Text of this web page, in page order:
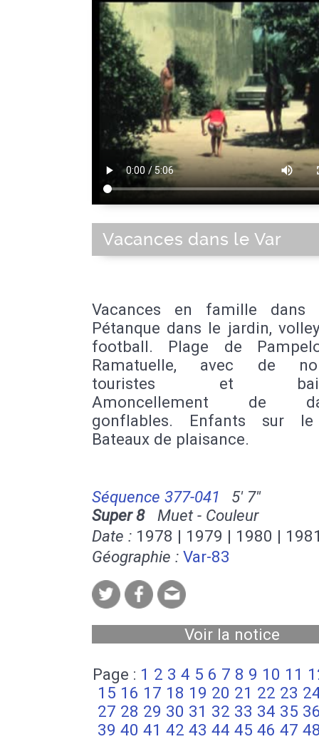
Vacances dans le Var
Vacances en famille dans
Pétanque dans le jardin,
football. Plage de
Ramatuelle, avec de
touristes et
Amoncellement de
gonflables. Enfants sur le
Bateaux de plaisance.
Séquence 377-041
5' 7''
Super 8Muet - Couleur
Date : 1978 | 1979 | 1980 |
Géographie : Var-83
Voir la notice
Page : 1 2 3 4 5 6 7 8 9 10 11
15 16 17 18 19 20 21 22 23
27 28 29 30 31 32 33 34 35
39 40 41 42 43 44 45 46 47